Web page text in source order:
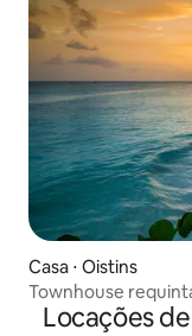
Casa ⋅ Oistins
Townhouse
Locações